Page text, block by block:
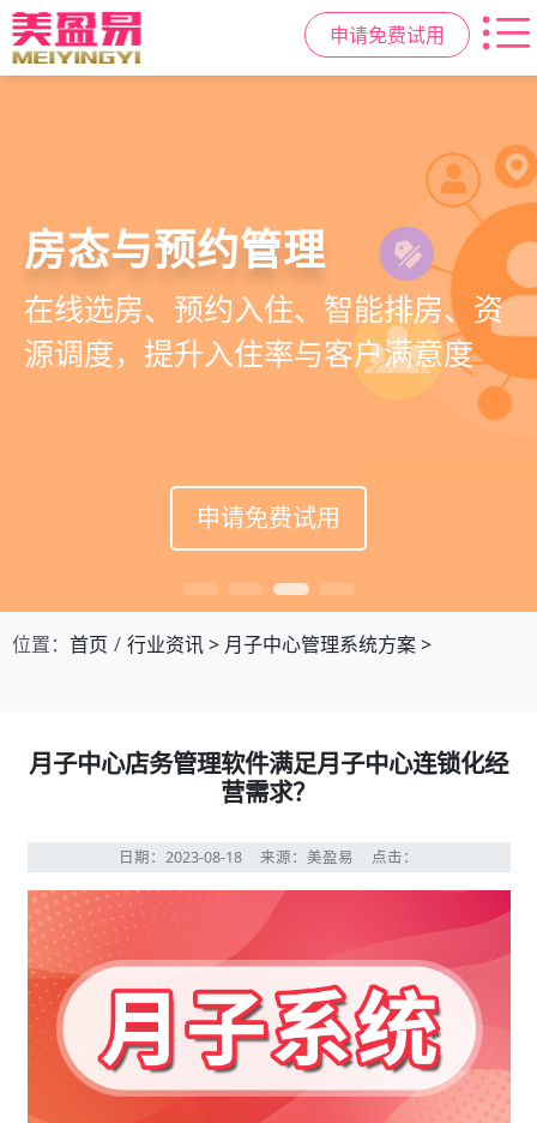
申请免费试用
智慧月子中心管理系统
一站式解决月子中心入住、护理、
餐饮、会员、财务、营销全流程管
理
申请免费试用
母婴健康与护理管理
宝宝每日体征记录、妈妈产后康复跟
踪、护理计划执行，科学照护更安心
申请免费试用
房态与预约管理
在线选房、预约入住、智能排房、资
源调度，提升入住率与客户满意度
申请免费试用
会员营销与智能锁客
会员积分、套餐定制、精准营销、客
户关怀，提升复购与转介绍
申请免费试用
位置： 首页 行业资讯> 月子中心管理系统方案>
月子中心店务管理软件满足月子中心连锁化经
营需求？
日期：2023-08-18 来源：美盈易 点击：